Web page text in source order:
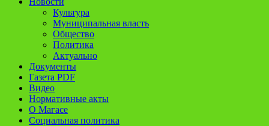
Культура
Муниципальная власть
Общество
Политика
Актуально
Документы
Газета PDF
Видео
Нормативные акты
О Магасе
Социальная политика